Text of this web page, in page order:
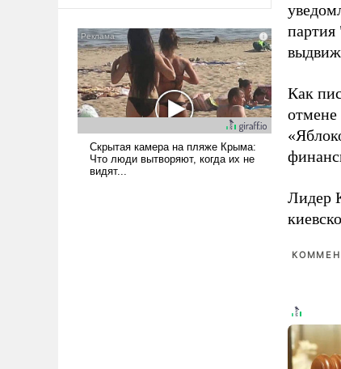
Сложившаяся ситуация
означает многолетний период
уязвимости США, например,
перед Китаем.
партия
Как
отмене
Лидер